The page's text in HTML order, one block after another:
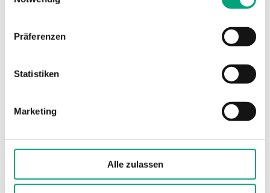
Präferenzen
Statistiken
Marketing
Alle zulassen
RCX-TP
RS485-Ports 1